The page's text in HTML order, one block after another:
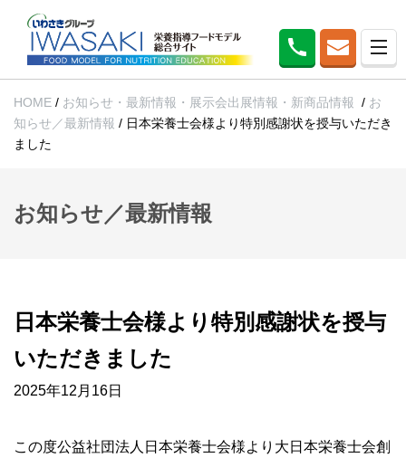
HOME / お知らせ・最新情報・展示会出展情報・新商品情報 / お
知らせ／最新情報 / 日本栄養士会様より特別感謝状を授与いただき
ました
お知らせ／最新情報
日本栄養士会様より特別感謝状を授与
いただきました
2025年12月16日
この度公益社団法人日本栄養士会様より大日本栄養士会創